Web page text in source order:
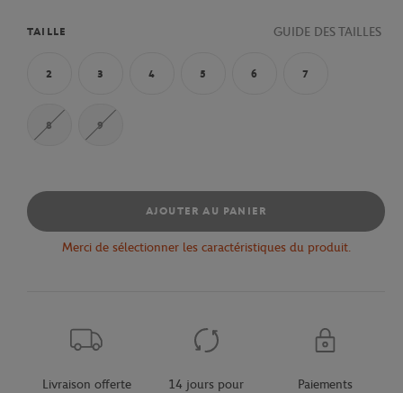
TAILLE GUIDE DES TAILLES
2 3 4 5 6 7
8 9
AJOUTER AU PANIER
Merci de sélectionner les caractéristiques du produit.
Livraison offerte
14 jours pour
Paiements